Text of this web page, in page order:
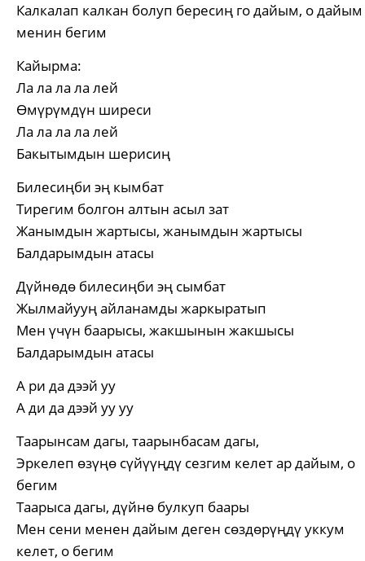
Калкалап калкан болуп бересиң го дайым, о дайым
менин бегим
Кайырма:
Ла ла ла ла лей
Өмүрүмдүн ширеси
Ла ла ла ла лей
Бакытымдын шерисиң
Билесиңби эң кымбат
Тирегим болгон алтын асыл зат
Жанымдын жартысы, жанымдын жартысы
Балдарымдын атасы
Дүйнөдө билесиңби эң сымбат
Жылмайууң айланамды жаркыратып
Мен үчүн баарысы, жакшынын жакшысы
Балдарымдын атасы
А ри да дээй уу
А ди да дээй уу уу
Таарынсам дагы, таарынбасам дагы,
Эркелеп өзүңө сүйүүңдү сезгим келет ар дайым, о
бегим
Таарыса дагы, дүйнө булкуп баары
Мен сени менен дайым деген сөздөрүңдү уккум
келет, о бегим